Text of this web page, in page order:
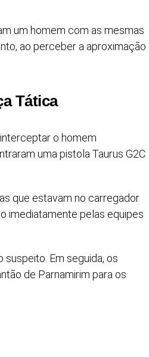
um homem com as mesmas
ao perceber a aproximação
Tática
o homem
uma pistola Taurus G2C
que estavam no carregador
imediatamente pelas equipes
suspeito. Em seguida, os
de Parnamirim para os